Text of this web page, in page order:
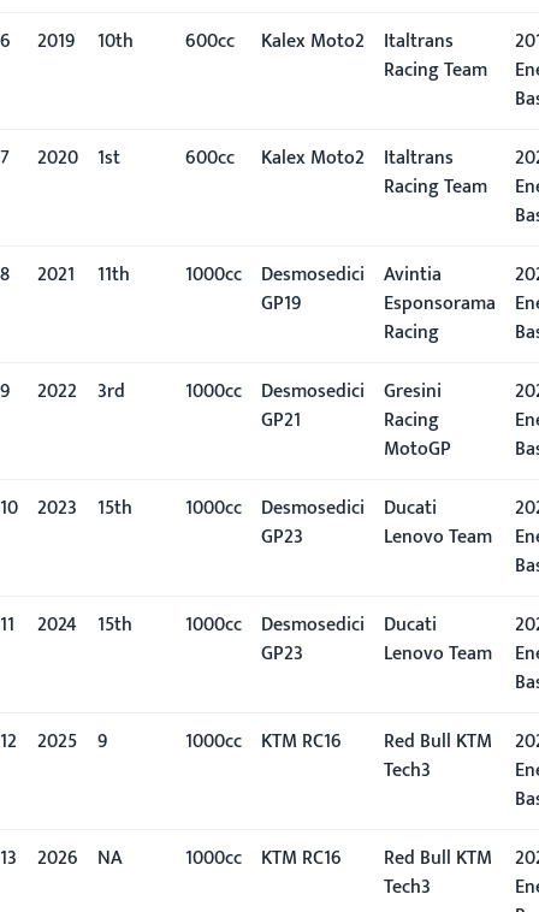
6
2019 10th 600cc Kalex Moto2
Italtrans
Racing Team
7
2020 1st 600cc Kalex Moto2
Italtrans
Racing Team
8
2021 11th 1000cc
Desmosedici
GP19
Avintia
Esponsorama
Racing
9
2022 3rd 1000cc
Desmosedici
GP21
Gresini
Racing
MotoGP
10 2023 15th 1000cc
Desmosedici
GP23
Ducati
Lenovo Team
11
2024 15th 1000cc
Desmosedici
GP23
Ducati
Lenovo Team
12
2025 9 1000cc KTM RC16
Red Bull KTM
Tech3
13
2026 NA 1000cc KTM RC16
Red Bull KTM
Tech3